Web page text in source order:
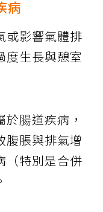
病
或影響氣體排
度生長與憩室
腸道疾病，
腹脹與排氣增
（特別是合併